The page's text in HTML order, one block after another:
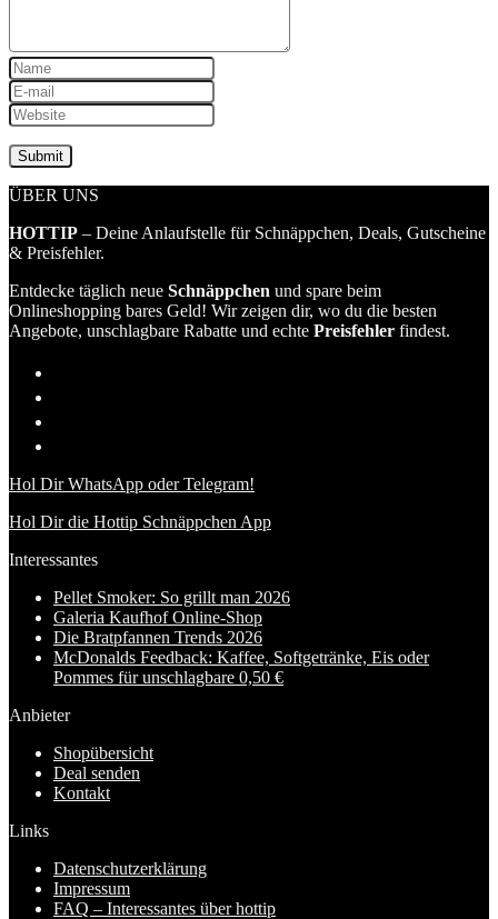
ÜBER UNS
HOTTIP – Deine Anlaufstelle für Schnäppchen, Deals, Gutscheine
& Preisfehler.
Entdecke täglich neue Schnäppchen und spare beim
Onlineshopping bares Geld! Wir zeigen dir, wo du die besten
Angebote, unschlagbare Rabatte und echte Preisfehler findest.
Hol Dir WhatsApp oder Telegram!
Hol Dir die Hottip Schnäppchen App
Interessantes
Pellet Smoker: So grillt man 2026
Galeria Kaufhof Online-Shop
Die Bratpfannen Trends 2026
McDonalds Feedback: Kaffee, Softgetränke, Eis oder
Pommes für unschlagbare 0,50 €
Anbieter
Shopübersicht
Deal senden
Kontakt
Links
Datenschutzerklärung
Impressum
FAQ – Interessantes über hottip